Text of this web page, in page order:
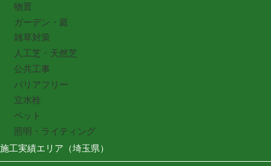
物置
ガーデン・庭
雑草対策
人工芝・天然芝
公共工事
バリアフリー
立水栓
ペット
照明・ライティング
施工実績エリア（埼玉県）